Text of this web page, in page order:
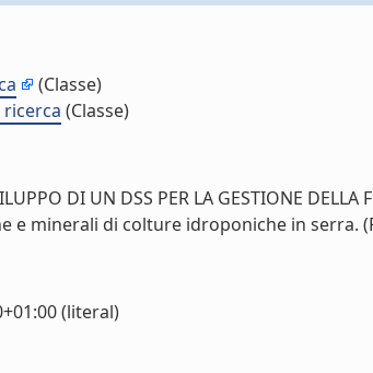
(Classe)
(Classe)
DI UN DSS PER LA GESTIONE
e minerali di colture idroponiche in serra.
(literal)